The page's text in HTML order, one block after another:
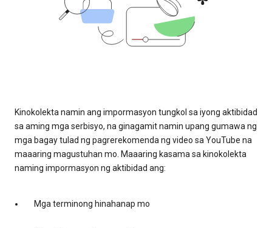
Kinokolekta namin ang impormasyon tungkol sa iyong aktibidad
sa aming mga serbisyo, na ginagamit namin upang gumawa ng
mga bagay tulad ng pagrerekomenda ng video sa YouTube na
maaaring magustuhan mo. Maaaring kasama sa kinokolekta
naming impormasyon ng aktibidad ang:
Mga terminong hinahanap mo